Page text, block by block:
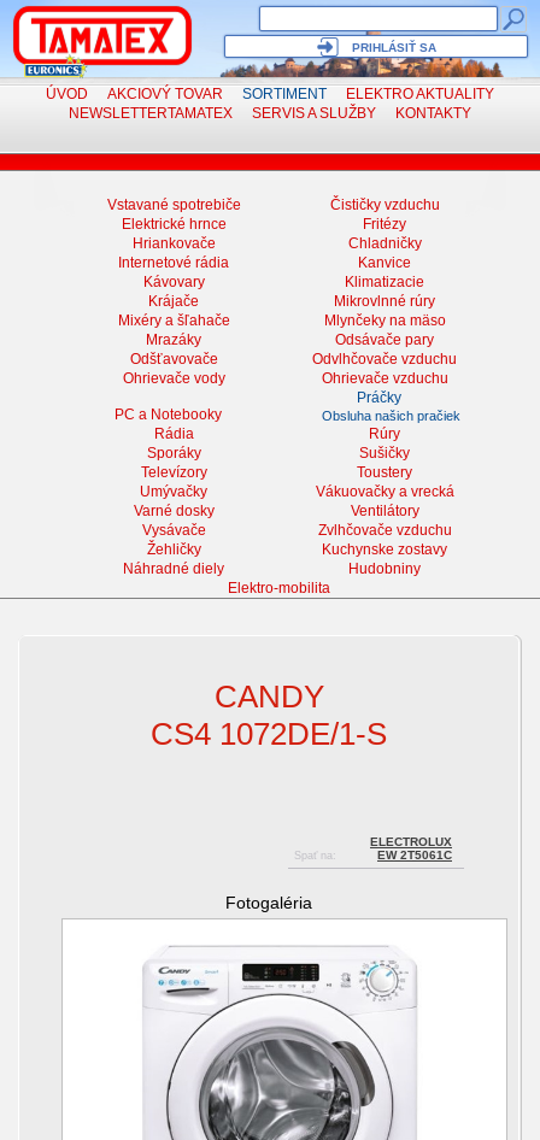
PRIHLÁSIŤ SA
ÚVOD AKCIOVÝ TOVAR SORTIMENT ELEKTROAKTUALITY
NEWSLETTERTAMATEX SERVISA SLUŽBY KONTAKTY
Vstavané spotrebiče
Čističky vzduchu
Elektrické hrnce
Fritézy
Hriankovače
Chladničky
Internetové rádia
Kanvice
Kávovary
Klimatizacie
Krájače
Mikrovlnné rúry
Mixéry a šľahače
Mlynčeky na mäso
Mrazáky
Odsávače pary
Odšťavovače
Odvlhčovače vzduchu
Ohrievače vody
Ohrievače vzduchu
PC a Notebooky
Práčky
Obsluha našich pračiek
Rádia
Rúry
Sporáky
Sušičky
Televízory
Toustery
Umývačky
Vákuovačky a vrecká
Varné dosky
Ventilátory
Vysávače
Zvlhčovače vzduchu
Žehličky
Kuchynske zostavy
Náhradné diely
Hudobniny
Elektro-mobilita
CANDY
CS4 1072DE/1-S
Spať na:
ELECTROLUX
EW 2T5061C
Fotogaléria